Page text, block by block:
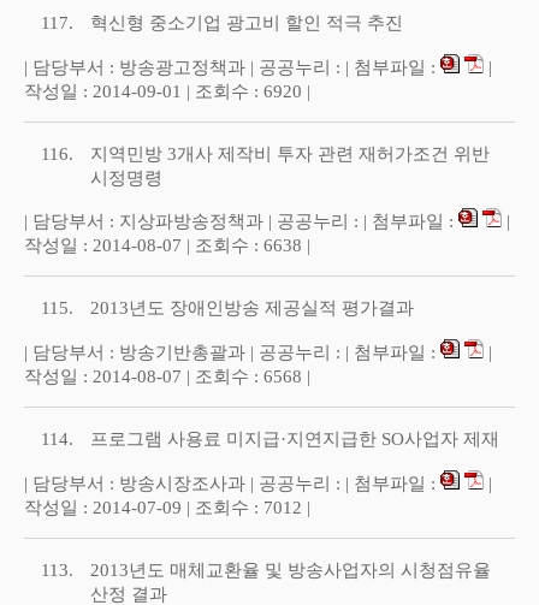
117. 혁신형 중소기업 광고비 할인 적극 추진
| 담당부서 : 방송광고정책과 | 공공누리 : | 첨부파일 :
|
작성일 : 2014-09-01 | 조회수 : 6920 |
116.
지역민방 3개사 제작비 투자 관련 재허가조건 위반
시정명령
| 담당부서 : 지상파방송정책과 | 공공누리 : | 첨부파일 :
|
작성일 : 2014-08-07 | 조회수 : 6638 |
115. 2013년도 장애인방송 제공실적 평가결과
| 담당부서 : 방송기반총괄과 | 공공누리 : | 첨부파일 :
|
작성일 : 2014-08-07 | 조회수 : 6568 |
114. 프로그램 사용료 미지급·지연지급한 SO사업자 제재
| 담당부서 : 방송시장조사과 | 공공누리 : | 첨부파일 :
|
작성일 : 2014-07-09 | 조회수 : 7012 |
113.
2013년도 매체교환율 및 방송사업자의 시청점유율
산정 결과